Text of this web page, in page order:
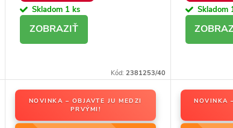
Skladom 1 ks
Kód: 2381253/40
Skladom
NOVINKA – OBJAVTE JU MEDZI
PRVÝMI!
NOVINKA